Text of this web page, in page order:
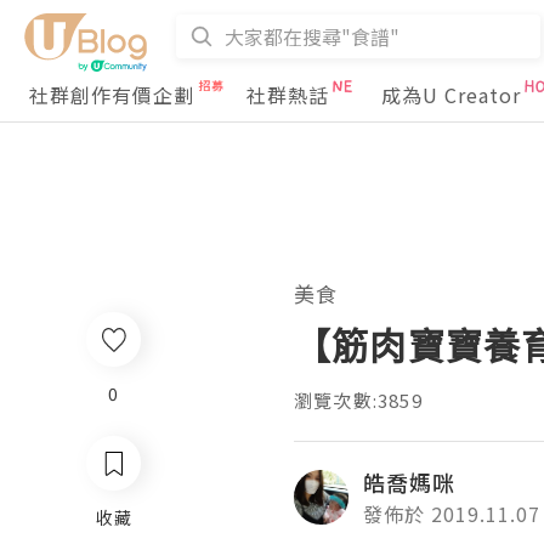
社群創作有價企劃 社群熱話 成為U Creator
0
收藏
美食
【筋肉寶寶
瀏覽次數:3859
皓喬媽咪
發佈於 2019.11.07